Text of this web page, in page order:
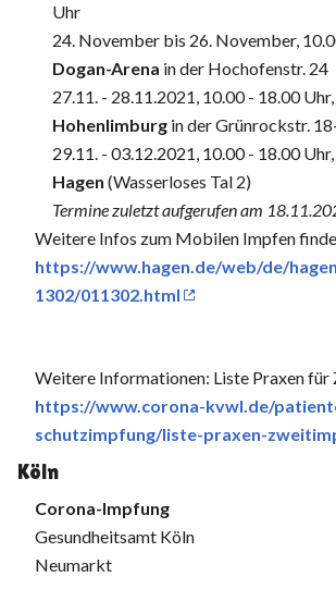
Uhr
24. November bis 26. November,
Dogan-Arena in der Hochofenstr. 24
27.11. - 28.11.2021, 10.00 - 18.00 Uhr,
Hohenlimburg in der Grünrockstr.
29.11. - 03.12.2021, 10.00 - 18.00 Uhr,
Hagen (Wasserloses Tal 2)
Termine zuletzt aufgerufen am
Weitere Infos zum Mobilen Impfen
https://www.hagen.de/web/de/
1302/011302.html
Weitere Informationen: Liste Praxen
https://www.corona-kvwl.de/
schutzimpfung/liste-praxen-
Köln
Corona-Impfung
Gesundheitsamt Köln
Neumarkt